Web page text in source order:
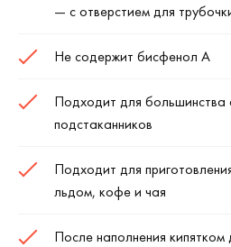
— с отверстием для
Не содержит бисфенол А
Подходит для большинства
подстаканников
Подходит для
льдом, кофе и чая
После наполнения